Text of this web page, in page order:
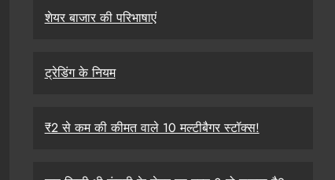
शेयर बाजार की परिभाषाएं
ट्रेडिंग के नियम
₹2 से कम की कीमत वाले 10 मल्टीबैगर स्टॉक्स!